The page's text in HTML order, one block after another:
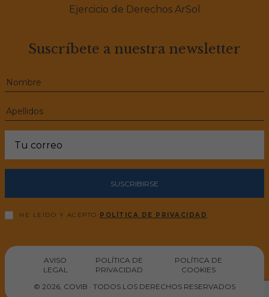
Ejercicio de Derechos ArSol
Suscríbete a nuestra newsletter
SUSCRIBIRSE
HE LEÍDO Y ACEPTO POLÍTICA DE PRIVACIDAD
AVISO
LEGAL
POLÍTICA DE
PRIVACIDAD
POLÍTICA DE
COOKIES
© 2026, COVIB · TODOS LOS DERECHOS RESERVADOS